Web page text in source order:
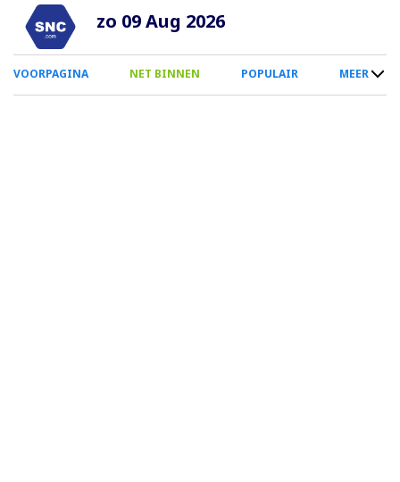
Overslaan
naar
inhoud
zo 09 Aug 2026
0
Smartphone
VOORPAGINA NET BINNEN POPULAIR MEER